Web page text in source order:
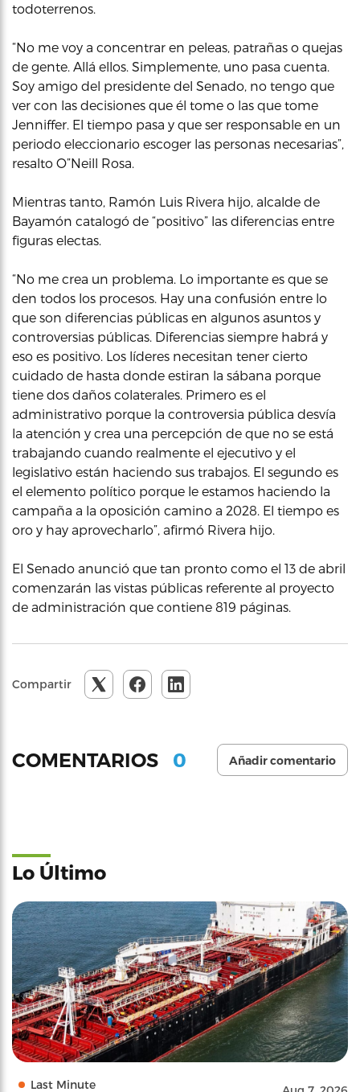
todoterrenos.
“No me voy a concentrar en peleas, patrañas o quejas
de gente. Allá ellos. Simplemente, uno pasa cuenta.
Soy amigo del presidente del Senado, no tengo que
ver con las decisiones que él tome o las que tome
Jenniffer. El tiempo pasa y que ser responsable en un
periodo eleccionario escoger las personas necesarias”,
resalto O”Neill Rosa.
Mientras tanto, Ramón Luis Rivera hijo, alcalde de
Bayamón catalogó de “positivo” las diferencias entre
figuras electas.
“No me crea un problema. Lo importante es que se
den todos los procesos. Hay una confusión entre lo
que son diferencias públicas en algunos asuntos y
controversias públicas. Diferencias siempre habrá y
eso es positivo. Los líderes necesitan tener cierto
cuidado de hasta donde estiran la sábana porque
tiene dos daños colaterales. Primero es el
administrativo porque la controversia pública desvía
la atención y crea una percepción de que no se está
trabajando cuando realmente el ejecutivo y el
legislativo están haciendo sus trabajos. El segundo es
el elemento político porque le estamos haciendo la
campaña a la oposición camino a 2028. El tiempo es
oro y hay aprovecharlo”, afirmó Rivera hijo.
El Senado anunció que tan pronto como el 13 de abril
comenzarán las vistas públicas referente al proyecto
de administración que contiene 819 páginas.
Compartir
COMENTARIOS 0 Añadir comentario
Lo Último
Last Minute